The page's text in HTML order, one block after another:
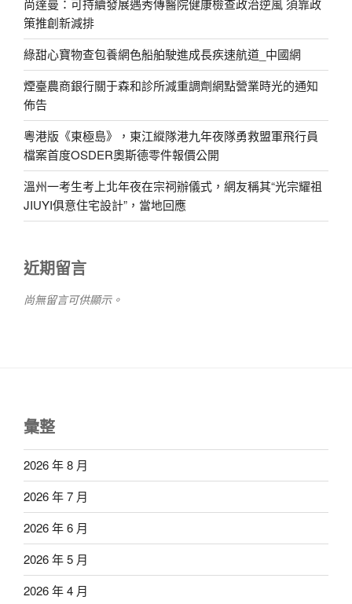
尚達曼：可持續發展遇秀傳醫院健康檢查政治逆風 須靠政
策推創新減排
綠甜心寶物查包養網色船舶駛進成長疾速航道_中國網
煙臺農商銀行關于森和診所減重調劑網點營業時光的通知
佈告
粵港版《東極島》，東江縱隊港九年夜隊勇救盟軍飛行員
檔案首度OSDER奧斯德零件報價公開
溫州一考生考上北年夜在宗祠辦儀式，網友稱其“光宗耀祖
JIUYI俱意住宅設計”，當地回應
近期留言
尚無留言可供顯示。
彙整
2026 年 8 月
2026 年 7 月
2026 年 6 月
2026 年 5 月
2026 年 4 月